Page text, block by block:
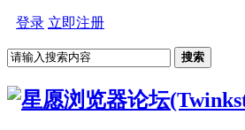
登录 立即注册
搜索